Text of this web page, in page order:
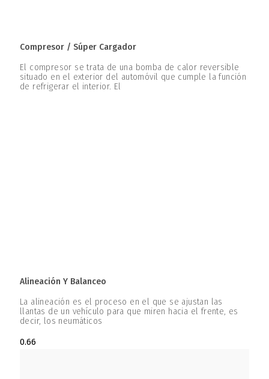
Compresor / Súper Cargador
El compresor se trata de una bomba de calor reversible
situado en el exterior del automóvil que cumple la función
de refrigerar el interior. El
Alineación Y Balanceo
La alineación es el proceso en el que se ajustan las
llantas de un vehículo para que miren hacia el frente, es
decir, los neumáticos